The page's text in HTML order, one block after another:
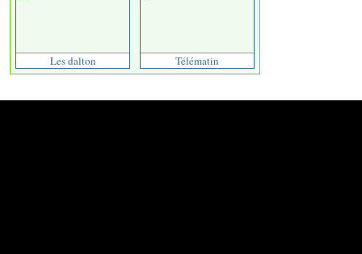
Les dalton Télématin